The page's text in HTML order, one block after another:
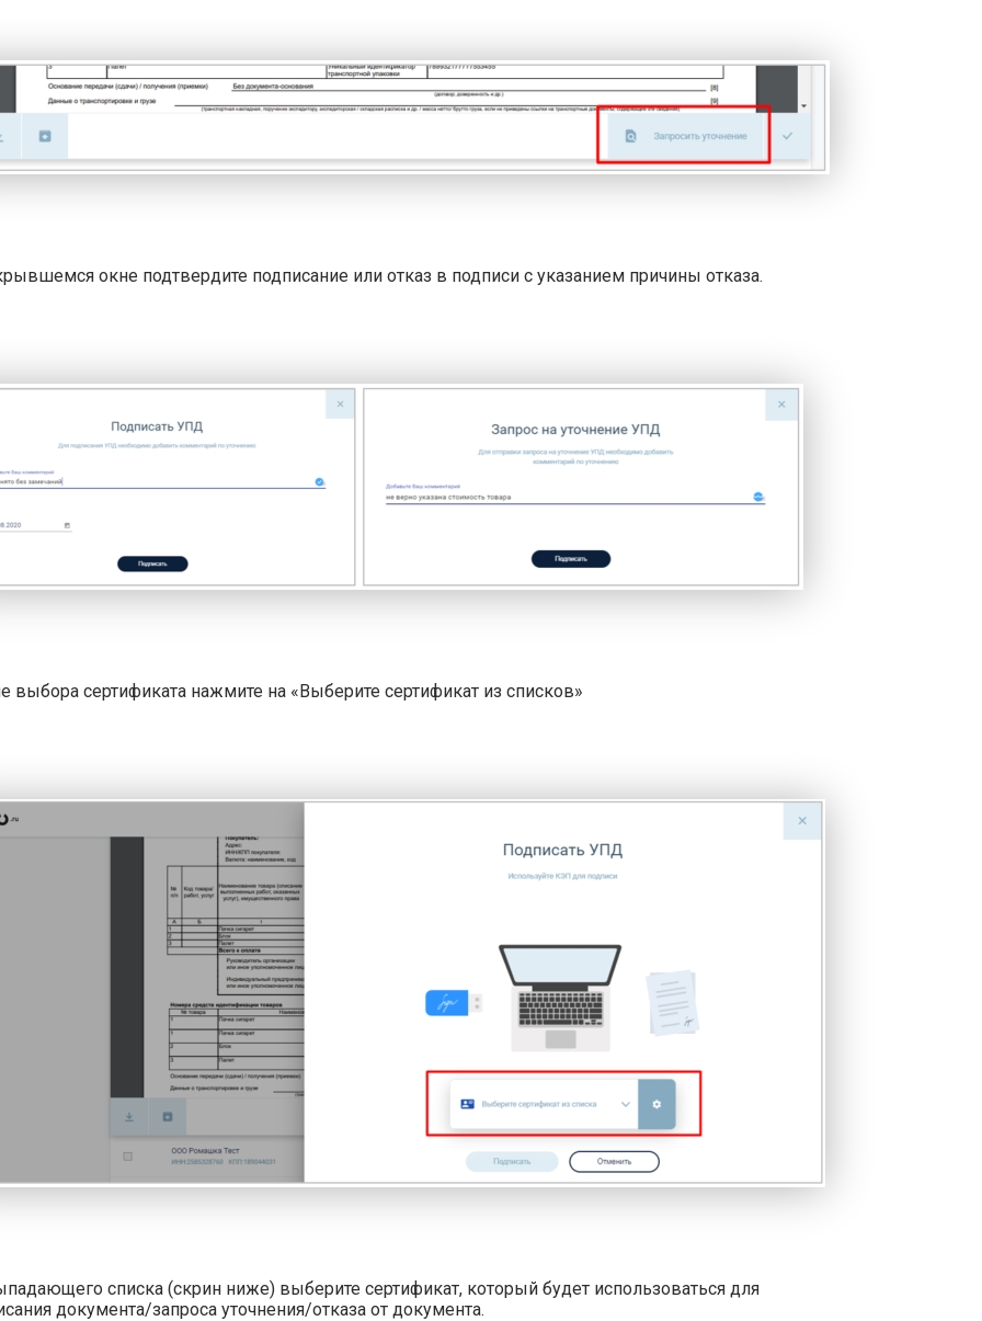
окне подтвердите подписание или отказ в подписи с указанием причины отказа.
выбора сертификата нажмите на «Выберите сертификат из списков»
списка (скрин ниже) выберите сертификат, который будет использоваться для
документа/запроса уточнения/отказа от документа.